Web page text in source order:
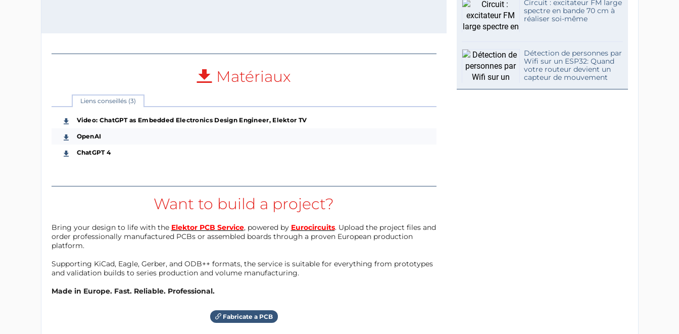
Matériaux
Liens conseillés (3)
Video: ChatGPT as Embedded Electronics Design Engineer, Elektor TV
OpenAI
ChatGPT 4
Want to build a project?
Bring your design to life with the Elektor PCB Service, powered by Eurocircuits. Upload the project files and
order professionally manufactured PCBs or assembled boards through a proven European production
platform.
Supporting KiCad, Eagle, Gerber, and ODB++ formats, the service is suitable for everything from prototypes
and validation builds to series production and volume manufacturing.
Made in Europe. Fast. Reliable. Professional.
Fabricate a PCB
Circuit : excitateur FM large
spectre en bande 70 cm à
réaliser soi-même
Détection de personnes par
Wifi sur un ESP32: Quand
votre routeur devient un
capteur de mouvement